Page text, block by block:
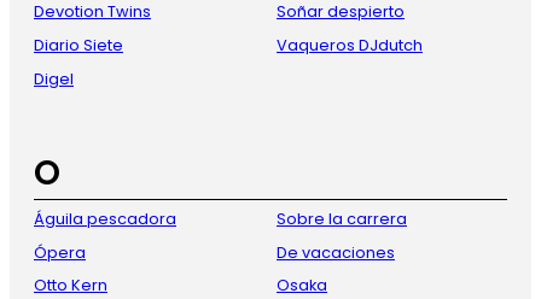
Devotion Twins
Diario Siete
Digel
Soñar despierto
Vaqueros DJdutch
O
Águila pescadora
Ópera
Otto Kern
Sobre la carrera
De vacaciones
Osaka